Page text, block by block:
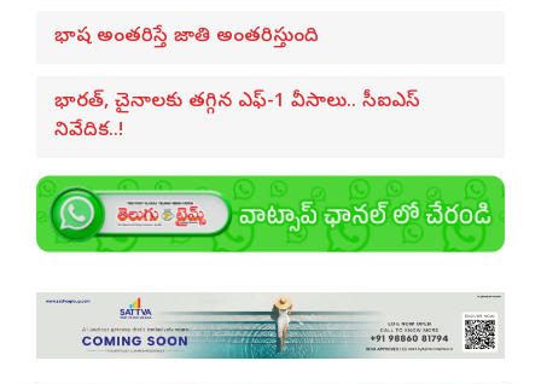
భాష అంతరిస్తే జాతి అంతరిస్తుంది
భారత్, చైనాలకు తగ్గిన ఎఫ్-1 వీసాలు.. సీఐఎస్
నివేదిక..!